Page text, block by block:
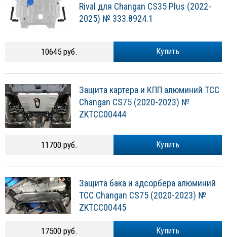
Rival для Changan CS35 Plus (2022-
2025) № 333.8924.1
Купить
10645 руб.
Защита картера и КПП алюминий TCC
Changan CS75 (2020-2023) №
ZKTCC00444
Купить
11700 руб.
Защита бака и адсорбера алюминий
TCC Changan CS75 (2020-2023) №
ZKTCC00445
Купить
17500 руб.